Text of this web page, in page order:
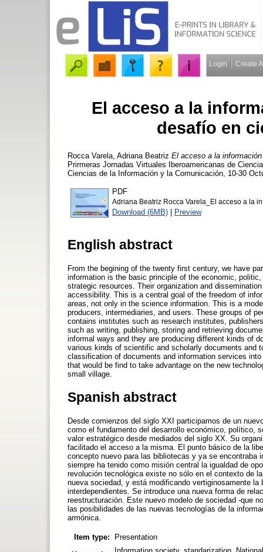
Login Create
El acceso a la
desafío en
Rocca Varela, Adriana Beatriz El acceso a la
Prirmeras Jornadas Virtuales Iberoamericanas de
Ciencias de la Información y la Comunicación, 10-30
PDF
Adriana Beatriz Rocca Varela_El acceso a la
Download (6MB) | Preview
English abstract
From the begining of the twenty first century, we have
information is the basic principle of the economic,
strategic resources. Their organization and
accessibility. This is a central goal of the freedom of
areas, not only in the science information. This is a
producers, intermediaries, and users. These groups of
contains institutes such as research institutes,
such as writing, publishing, storing and retrieving
informal ways and they are producing different kinds of
various kinds of scientific and scholarly documents and
classification of documents and information services
that would be find to take advantage on the new
small village.
Spanish abstract
Desde comienzos del siglo XXI participamos de un
como el fundamento del desarrollo económico, político,
valor estratégico desde mediados del siglo XX. Su
facilitado el acceso a la misma. El punto básico de la
concepto nuevo para las bibliotecas y ya se
siempre ha tenido como misión central la igualdad de
revolución tecnológica existe no sólo en el contexto de
nueva sociedad, y está modificando vertiginosamente
interdependientes. Se introduce una nueva forma de
reestructuración. Este nuevo modelo de sociedad -que
las posibilidades de las nuevas tecnologías de la
armónica.
Item type:
Presentation